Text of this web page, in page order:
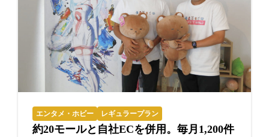
エンタメ・ホビー レギュラープラン
約20モールと自社ECを併用。毎月1,200件